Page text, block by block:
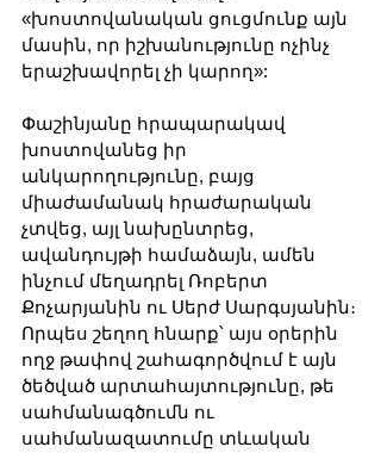
«խոստովանական ցուցմունք այն
մասին, որ իշխանությունը ոչինչ
երաշխավորել չի կարող»:
Փաշինյանը հրապարակավ
խոստովանեց իր
անկարողությունը, բայց
միաժամանակ հրաժարական
չտվեց, այլ նախընտրեց,
ավանդույթի համաձայն, ամեն
ինչում մեղադրել Ռոբերտ
Քոչարյանին ու Սերժ Սարգսյանին։
Որպես շեղող հնարք՝ այս օրերին
ողջ թափով շահագործվում է այն
ծեծված արտահայտությունը, թե
սահմանագծումն ու
սահմանազատումը տևական